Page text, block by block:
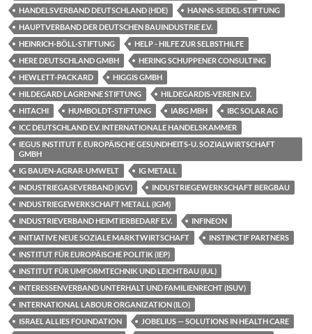
HANDELSVERBAND DEUTSCHLAND (HDE)
HANNS-SEIDEL-STIFTUNG
HAUPTVERBAND DER DEUTSCHEN BAUINDUSTRIE E.V.
HEINRICH-BÖLL-STIFTUNG
HELP - HILFE ZUR SELBSTHILFE
HERE DEUTSCHLAND GMBH
HERING SCHUPPENER CONSULTING
HEWLETT-PACKARD
HIGGIS GMBH
HILDEGARD LAGRENNE STIFTUNG
HILDEGARDIS-VEREIN E.V.
HITACHI
HUMBOLDT-STIFTUNG IABG MBH
IBC SOLAR AG
ICC DEUTSCHLAND E.V. INTERNATIONALE HANDELSKAMMER
IEGUS INSTITUT F. EUROPÄISCHE GESUNDHEITS-U. SOZIALWIRTSCHAFT
GMBH
IG BAUEN-AGRAR-UMWELT
IG METALL
INDUSTRIEGASEVERBAND (IGV)
INDUSTRIEGEWERKSCHAFT BERGBAU
INDUSTRIEGEWERKSCHAFT METALL (IGM)
INDUSTRIEVERBAND HEIMTIERBEDARF E.V.
INFINEON
INITIATIVE NEUE SOZIALE MARKTWIRTSCHAFT
INSTINCTIF PARTNERS
INSTITUT FÜR EUROPÄISCHE POLITIK (IEP)
INSTITUT FÜR UMFORMTECHNIK UND LEICHTBAU (IUL)
INTERESSENVERBAND UNTERHALT UND FAMILIENRECHT (ISUV)
INTERNATIONAL LABOUR ORGANIZATION (ILO)
ISRAEL ALLIES FOUNDATION
JOBELIUS — SOLUTIONS IN HEALTH CARE